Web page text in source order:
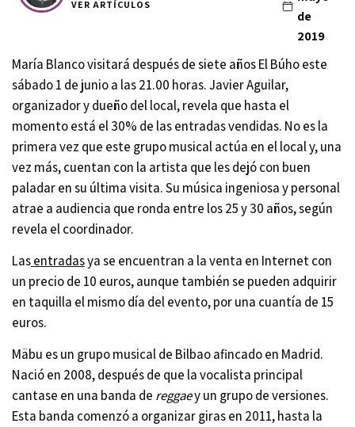
VER ARTÍCULOS
de
2019
María Blanco visitará después de siete años El Búho este
sábado 1 de junio a las 21.00 horas. Javier Aguilar,
organizador y dueño del local, revela que hasta el
momento está el 30% de las entradas vendidas. No es la
primera vez que este grupo musical actúa en el local y, una
vez más, cuentan con la artista que les dejó con buen
paladar en su última visita. Su música ingeniosa y personal
atrae a audiencia que ronda entre los 25 y 30 años, según
revela el coordinador.
Lasentradasya se encuentran a la venta en Internet con
un precio de 10 euros, aunque también se pueden adquirir
en taquilla el mismo día del evento, por una cuantía de 15
euros.
Mäbu es un grupo musical de Bilbao afincado en Madrid.
Nació en 2008, después de que la vocalista principal
cantase en una banda de reggaey un grupo de versiones.
Esta banda comenzó a organizar giras en 2011, hasta la